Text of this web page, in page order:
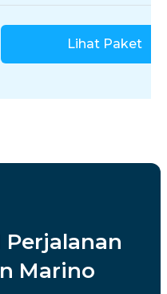
Lihat Paket
Perjalanan
Marino